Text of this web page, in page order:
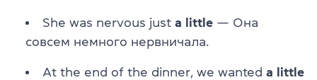
She was nervous just a little — Она
совсем немного нервничала.
At the end of the dinner, we wanted a little